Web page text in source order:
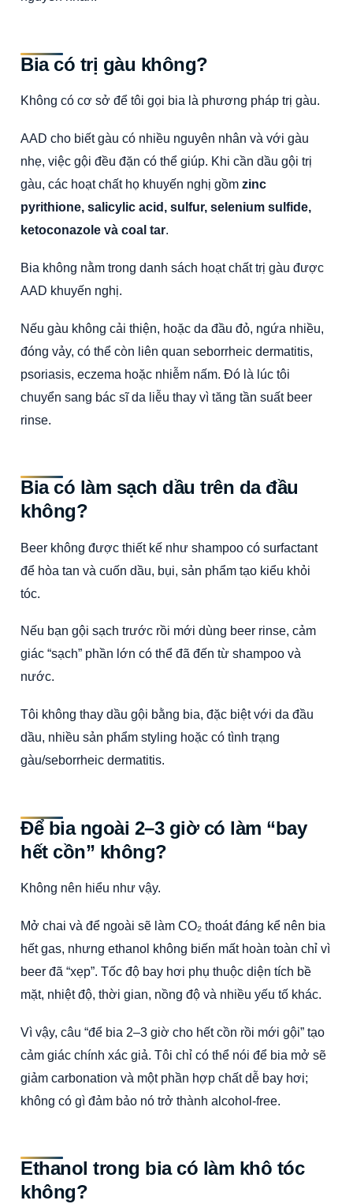
Bia có trị gàu không?
Không có cơ sở để tôi gọi bia là phương pháp trị gàu.
AAD cho biết gàu có nhiều nguyên nhân và với gàu
nhẹ, việc gội đều đặn có thể giúp. Khi cần dầu gội trị
gàu, các hoạt chất họ khuyến nghị gồm zinc
pyrithione, salicylic acid, sulfur, selenium sulfide,
ketoconazole và coal tar.
Bia không nằm trong danh sách hoạt chất trị gàu được
AAD khuyến nghị.
Nếu gàu không cải thiện, hoặc da đầu đỏ, ngứa nhiều,
đóng vảy, có thể còn liên quan seborrheic dermatitis,
psoriasis, eczema hoặc nhiễm nấm. Đó là lúc tôi
chuyển sang bác sĩ da liễu thay vì tăng tần suất beer
rinse.
Bia có làm sạch dầu trên da đầu
không?
Beer không được thiết kế như shampoo có surfactant
để hòa tan và cuốn dầu, bụi, sản phẩm tạo kiểu khỏi
tóc.
Nếu bạn gội sạch trước rồi mới dùng beer rinse, cảm
giác “sạch” phần lớn có thể đã đến từ shampoo và
nước.
Tôi không thay dầu gội bằng bia, đặc biệt với da đầu
dầu, nhiều sản phẩm styling hoặc có tình trạng
gàu/seborrheic dermatitis.
Để bia ngoài 2–3 giờ có làm “bay
hết cồn” không?
Không nên hiểu như vậy.
Mở chai và để ngoài sẽ làm CO₂ thoát đáng kể nên bia
hết gas, nhưng ethanol không biến mất hoàn toàn chỉ vì
beer đã “xẹp”. Tốc độ bay hơi phụ thuộc diện tích bề
mặt, nhiệt độ, thời gian, nồng độ và nhiều yếu tố khác.
Vì vậy, câu “để bia 2–3 giờ cho hết cồn rồi mới gội” tạo
cảm giác chính xác giả. Tôi chỉ có thể nói để bia mở sẽ
giảm carbonation và một phần hợp chất dễ bay hơi;
không có gì đảm bảo nó trở thành alcohol-free.
Ethanol trong bia có làm khô tóc
không?